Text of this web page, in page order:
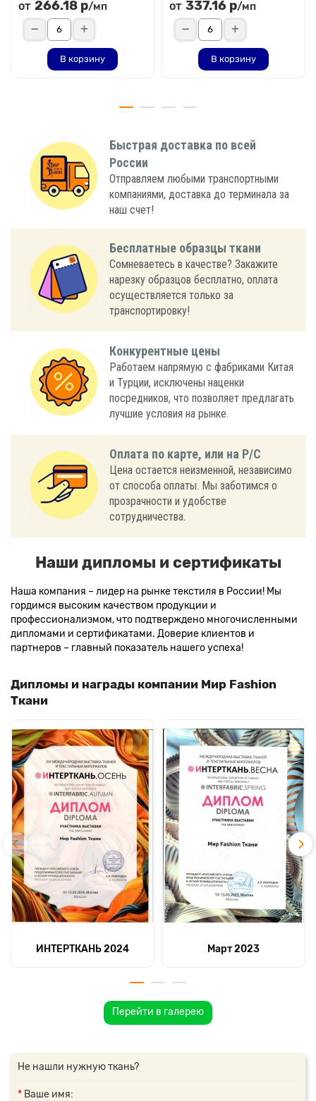
от 266.18 р/мп
В корзину
от 337.16 р/мп
В корзину
Быстрая доставка по всей
России
Отправляем любыми транспортными
компаниями, доставка до терминала за
наш счет!
Бесплатные образцы ткани
Сомневаетесь в качестве? Закажите
нарезку образцов бесплатно, оплата
осуществляется только за
транспортировку!
Конкурентные цены
Работаем напрямую с фабриками Китая
и Турции, исключены наценки
посредников, что позволяет предлагать
лучшие условия на рынке.
Оплата по карте, или на Р/С
Цена остается неизменной, независимо
от способа оплаты. Мы заботимся о
прозрачности и удобстве
сотрудничества.
Наши дипломы и сертификаты
Наша компания – лидер на рынке текстиля в России! Мы
гордимся высоким качеством продукции и
профессионализмом, что подтверждено многочисленными
дипломами и сертификатами. Доверие клиентов и
партнеров – главный показатель нашего успеха!
Дипломы и награды компании Мир Fashion
Ткани
ИНТЕРТКАНЬ 2024 Март 2023
Перейти в галерею
Не нашли нужную ткань?
Ваше имя: